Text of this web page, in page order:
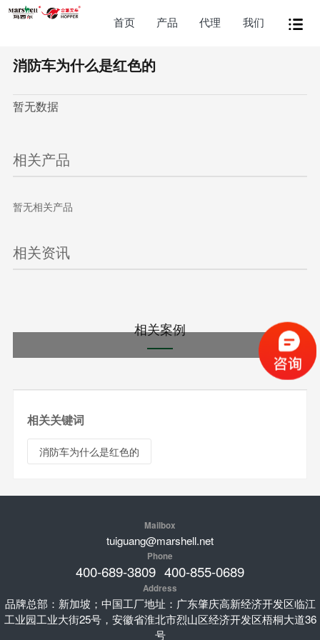
首页 产品 代理 我们
消防车为什么是红色的
暂无数据
相关产品
暂无相关产品
相关资讯
相关案例
相关关键词
消防车为什么是红色的
Mailbox
tuiguang@marshell.net
Phone
400-689-3809 400-855-0689
Address
品牌总部：新加坡；中国工厂地址：广东肇庆高新经济开发区临江
工业园工业大街25号，安徽省淮北市烈山区经济开发区梧桐大道36
号